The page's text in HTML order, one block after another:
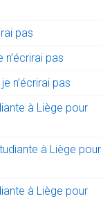
pas
n’écrirai pas
n’écrirai pas
à Liège pour
à Liège pour
à Liège pour